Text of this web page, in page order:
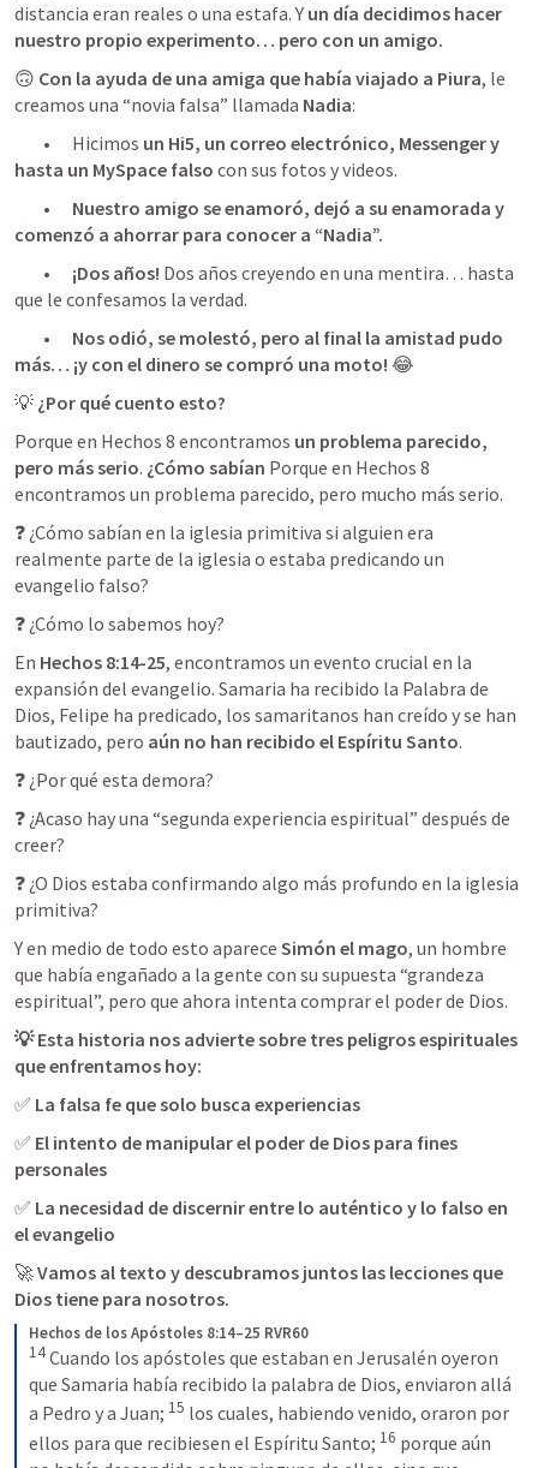
distancia eran reales o una estafa. Y un día decidimos hacer
nuestro propio experimento… pero con un amigo.
🙃 Con la ayuda de una amiga que había viajado a Piura, le
creamos una “novia falsa” llamada Nadia:
	•	Hicimos
un Hi5, un correo electrónico, Messenger y
hasta un MySpace falso con sus fotos y videos.
Nuestro amigo se enamoró, dejó a su enamorada y
comenzó a ahorrar para conocer a “Nadia”.
¡Dos años! Dos años creyendo en una mentira… hasta
que le confesamos la verdad.
Nos odió, se molestó, pero al final la amistad pudo
más… ¡y con el dinero se compró una moto! 😂
💡 ¿Por qué cuento esto?
Porque en Hechos 8 encontramos un problema parecido,
pero más serio. ¿Cómo sabían Porque en Hechos 8
encontramos un problema parecido, pero mucho más serio.
❓ ¿Cómo sabían en la iglesia primitiva si alguien era
realmente parte de la iglesia o estaba predicando un
evangelio falso?
❓ ¿Cómo lo sabemos hoy?
En Hechos 8:14-25, encontramos un evento crucial en la
expansión del evangelio. Samaria ha recibido la Palabra de
Dios, Felipe ha predicado, los samaritanos han creído y se han
bautizado, pero aún no han recibido el Espíritu Santo
❓ ¿Por qué esta demora?
❓ ¿Acaso hay una “segunda experiencia espiritual” después de
creer?
❓ ¿O Dios estaba confirmando algo más profundo en la iglesia
Y en medio de todo esto aparece Simón el mago, un hombre
que había engañado a la gente con su supuesta “grandeza
💡 Esta historia nos advierte sobre tres peligros espirituales
que enfrentamos hoy:
✅ La falsa fe que solo busca experiencias
✅ El intento de manipular el poder de Dios para fines
personales
✅ La necesidad de discernir entre lo auténtico y lo falso en
el evangelio
🚀 Vamos al texto y descubramos juntos las lecciones que
Dios tiene para nosotros.
Hechos de los Apóstoles 8:14–25 RVR60
14 Cuando los apóstoles que estaban en Jerusalén oyeron
que Samaria había recibido la palabra de Dios, enviaron allá
a Pedro y a Juan; 15 los cuales, habiendo venido, oraron por
ellos para que recibiesen el Espíritu Santo; 16 porque aún